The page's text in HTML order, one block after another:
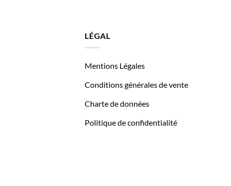
LÉGAL
Mentions Légales
Conditions générales de vente
Charte de données
Politique de confidentialité